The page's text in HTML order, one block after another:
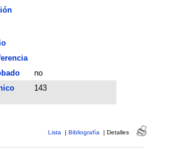
no
143
Lista | Bibliografía | Detalles